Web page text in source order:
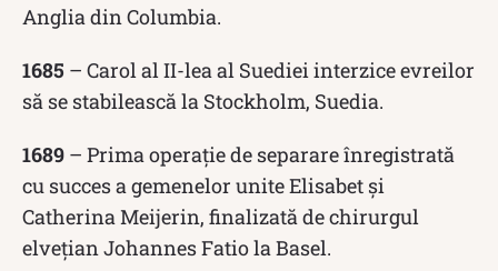
Anglia din Columbia.
1685 – Carol al II-lea al Suediei interzice evreilor
să se stabilească la Stockholm, Suedia.
1689 – Prima operație de separare înregistrată
cu succes a gemenelor unite Elisabet și
Catherina Meijerin, finalizată de chirurgul
elvețian Johannes Fatio la Basel.